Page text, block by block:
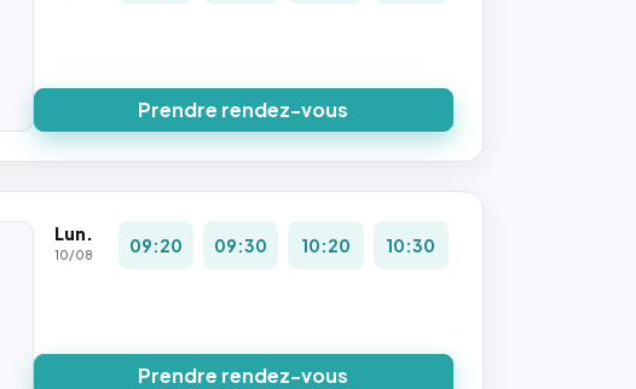
Prendre rendez-vous
Lun.
10/08 09:20 09:30 10:20 10:30
Prendre rendez-vous